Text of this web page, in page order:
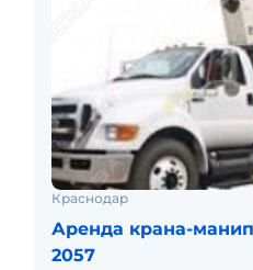
Краснодар
Аренда крана-
2057